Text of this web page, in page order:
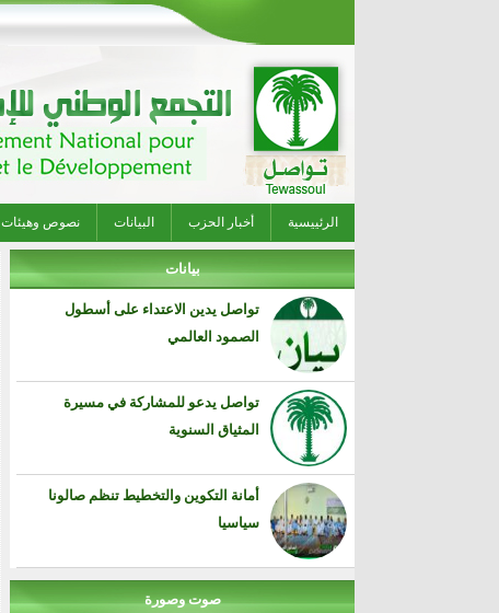
الرئييسية أخبار الحزب البيانات نصوص وهيئات
بيانات
تواصل يدين الاعتداء على أسطول
الصمود العالمي
تواصل يدعو للمشاركة في مسيرة
المثياق السنوية
أمانة التكوين والتخطيط تنظم صالونا
سياسيا
صوت وصورة